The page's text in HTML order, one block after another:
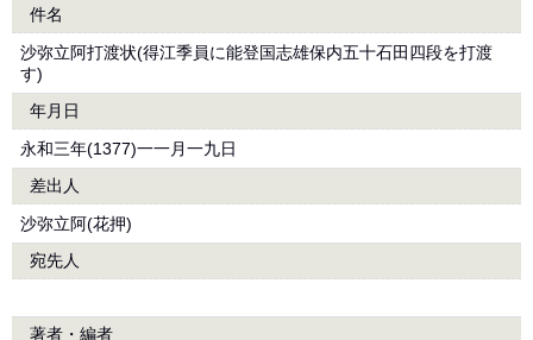
件名
沙弥立阿打渡状(得江季員に能登国志雄保内五十石田四段を打渡
す)
年月日
永和三年(1377)一一月一九日
差出人
沙弥立阿(花押)
宛先人
著者・編者